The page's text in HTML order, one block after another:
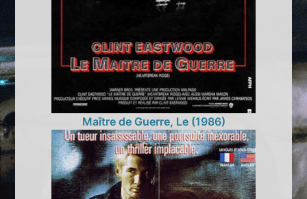
Maître de Guerre, Le (1986)